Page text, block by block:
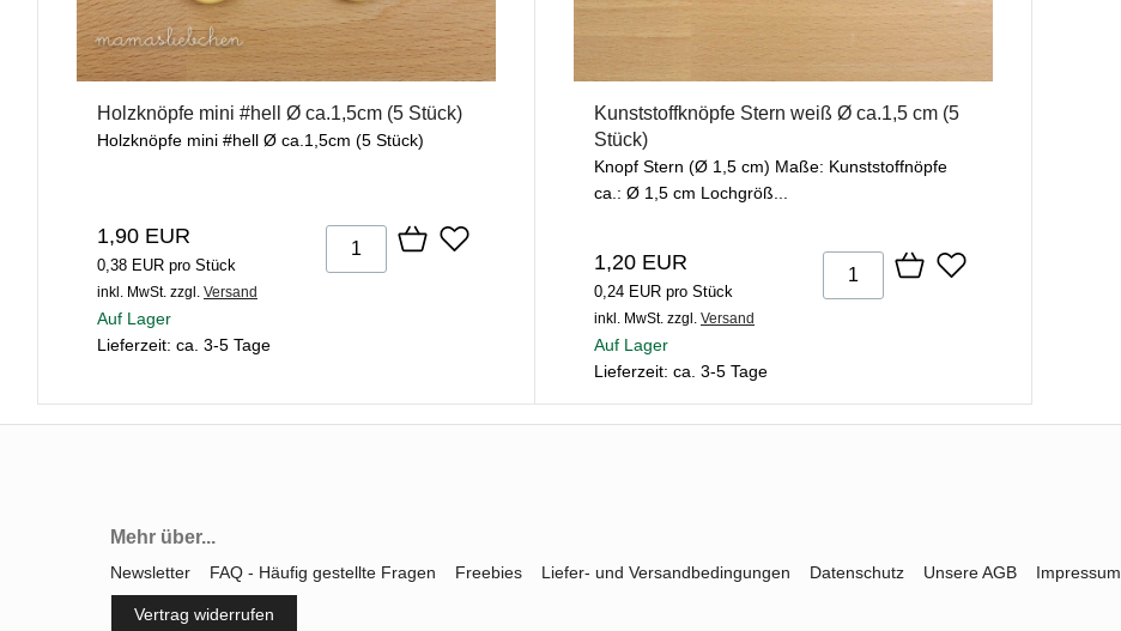
Holzknöpfe mini #hell Ø ca.1,5cm (5 Stück)
Holzknöpfe mini #hell Ø ca.1,5cm (5 Stück)
1,90 EUR
0,38 EUR pro Stück
inkl. MwSt. zzgl. Versand
Auf Lager
Lieferzeit: ca. 3-5 Tage
Kunststoffknöpfe Stern weiß Ø ca.1,5 cm (5
Stück)
Knopf Stern (Ø 1,5 cm) Maße: Kunststoffnöpfe
ca.: Ø 1,5 cm Lochgröß...
1,20 EUR
0,24 EUR pro Stück
inkl. MwSt. zzgl. Versand
Auf Lager
Lieferzeit: ca. 3-5 Tage
Mehr über...
Newsletter FAQ - Häufig gestellte Fragen Freebies Liefer- und Versandbedingungen Datenschutz Unsere AGB Impressum
Vertrag widerrufen